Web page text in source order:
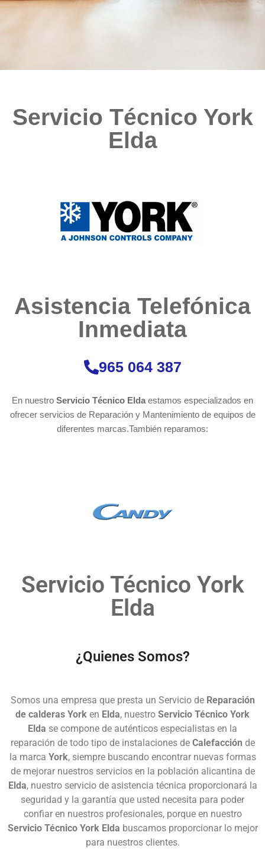
Servicio Técnico York
Elda
Asistencia Telefónica
Inmediata​​​
965 064 387
En nuestro Servicio Técnico Elda estamos especializados en
ofrecer servicios de Reparación y Mantenimiento de equipos de
diferentes marcas.También reparamos:
Servicio Técnico York
Elda
¿Quienes Somos?
Somos una empresa que presta un Servicio de Reparación
de calderas York en Elda, nuestro Servicio Técnico York
Elda se compone de auténticos especialistas en la
reparación de todo tipo de instalaciones de Calefacción de
la marca York, siempre buscando encontrar nuevas formas
de mejorar nuestros servicios en la población alicantina de
Elda, nuestro servicio de asistencia técnica proporcionará la
seguridad y la garantía que usted necesita para poder
confiar en nuestros profesionales, porque en nuestro
Servicio Técnico York Elda buscamos proporcionar lo mejor
para nuestros clientes.